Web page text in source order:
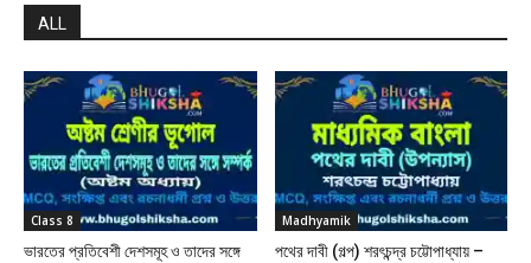
ALL
Class 8
ভারতের প্রতিবেশী দেশসমূহ ও তাদের সঙ্গে
Madhyamik
পথের দাবী (গল্প) শরৎচন্দ্র চট্টোপাধ্যায় –